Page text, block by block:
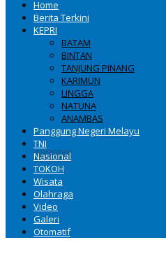
Home
Berita Terkini
KEPRI
BATAM
BINTAN
TANJUNG PINANG
KARIMUN
LINGGA
NATUNA
ANAMBAS
Panggung Negeri Melayu
TNI
Nasional
TOKOH
Wisata
Olahraga
Video
Galeri
Otomatif